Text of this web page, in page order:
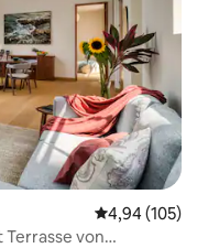
4,94 (105)
von